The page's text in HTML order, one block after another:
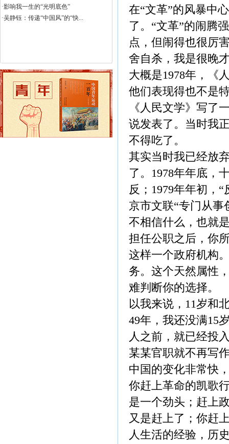
·影响我一生的“光明底色”
·吴静钰：传递“中国风”的“快...
在“文革”的风暴中
了。“文革”的闹腾
点，但闹得也很厉
舍自杀，我是很晚
大概是1978年，《
他们表现得也不是
《人民文学》写了
说发表了。当时我
不得吃了。
其实当时我已经放
了。1978年年底，
反；1979年年初，
京市文联“专门从事
不相信什么，也就
担任公职之后，你
这样一个政府机构
务。这个天然属性
难判断你的选择。
以我来说，11岁和
49年，我还没满15
人之前，就已经投
某某官职就不再写
中国的变化非常快
你赶上革命的凯歌
是一个劲头；赶上
又是赶上了；你赶
人生活的经验，历